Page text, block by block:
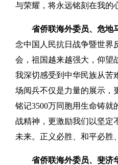
与荣耀，将永远铭刻在我的
省侨联海外委员、危地
念中国人民抗日战争暨世界
会，祖国越来越强大，仰望
我深切感受到中华民族从苦
场阅兵不仅是力量的展示，
铭记3500万同胞用生命铸就
战精神，更激励我们以坚定
未来。正义必胜、和平必胜
省侨联海外委员、斐济